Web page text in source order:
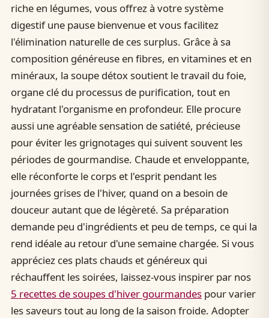
riche en légumes, vous offrez à votre système
digestif une pause bienvenue et vous facilitez
l'élimination naturelle de ces surplus. Grâce à sa
composition généreuse en fibres, en vitamines et en
minéraux, la soupe détox soutient le travail du foie,
organe clé du processus de purification, tout en
hydratant l'organisme en profondeur. Elle procure
aussi une agréable sensation de satiété, précieuse
pour éviter les grignotages qui suivent souvent les
périodes de gourmandise. Chaude et enveloppante,
elle réconforte le corps et l'esprit pendant les
journées grises de l'hiver, quand on a besoin de
douceur autant que de légèreté. Sa préparation
demande peu d'ingrédients et peu de temps, ce qui la
rend idéale au retour d'une semaine chargée. Si vous
appréciez ces plats chauds et généreux qui
réchauffent les soirées, laissez-vous inspirer par nos
5 recettes de soupes d'hiver gourmandespour varier
les saveurs tout au long de la saison froide. Adopter